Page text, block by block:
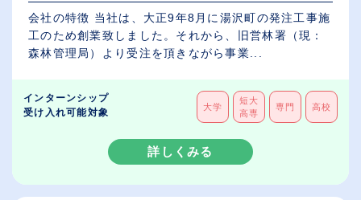
会社の特徴 当社は、大正9年8月に湯沢町の発注工事施
工のため創業致しました。それから、旧営林署（現：
森林管理局）より受注を頂きながら事業...
インターンシップ
受け入れ可能対象
大学
短大
高専
専門 高校
詳しくみる